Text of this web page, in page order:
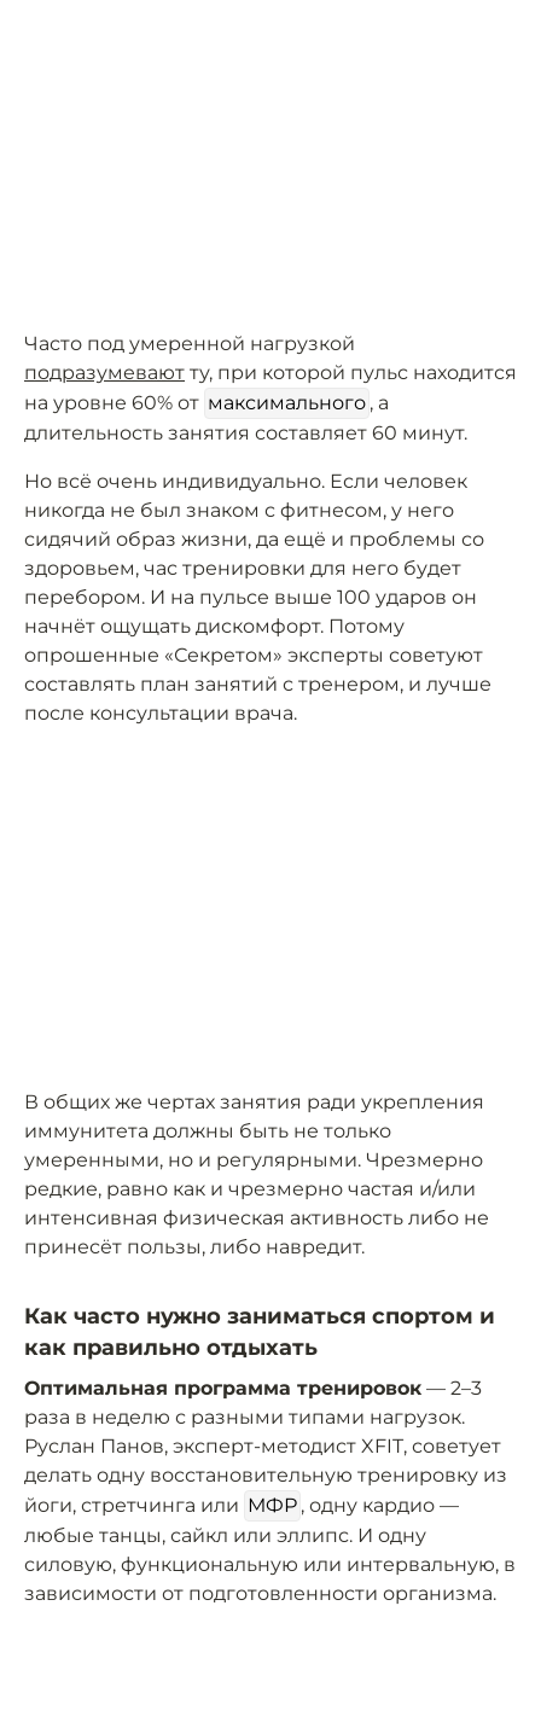
Часто под умеренной нагрузкой
подразумевают ту, при которой пульс находится
на уровне 60% от максимального , а
длительность занятия составляет 60 минут.
Но всё очень индивидуально. Если человек
никогда не был знаком с фитнесом, у него
сидячий образ жизни, да ещё и проблемы со
здоровьем, час тренировки для него будет
перебором. И на пульсе выше 100 ударов он
начнёт ощущать дискомфорт. Потому
опрошенные «Секретом» эксперты советуют
составлять план занятий с тренером, и лучше
после консультации врача.
В общих же чертах занятия ради укрепления
иммунитета должны быть не только
умеренными, но и регулярными. Чрезмерно
редкие, равно как и чрезмерно частая и/или
интенсивная физическая активность либо не
принесёт пользы, либо навредит.
Как часто нужно заниматься спортом и
как правильно отдыхать
Оптимальная программа тренировок — 2–3
раза в неделю с разными типами нагрузок.
Руслан Панов, эксперт-методист XFIT, советует
делать одну восстановительную тренировку из
йоги, стретчинга или МФР , одну кардио —
любые танцы, сайкл или эллипс. И одну
силовую, функциональную или интервальную, в
зависимости от подготовленности организма.